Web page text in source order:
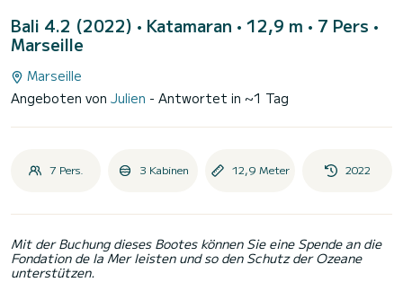
Bali 4.2 (2022) • Katamaran • 12,9 m • 7 Pers •
Marseille
Marseille
Angeboten von Julien - Antwortet in ~1 Tag
7 Pers. 3 Kabinen 12,9 Meter 2022
Mit der Buchung dieses Bootes können Sie eine Spende an die
Fondation de la Mer leisten und so den Schutz der Ozeane
unterstützen.